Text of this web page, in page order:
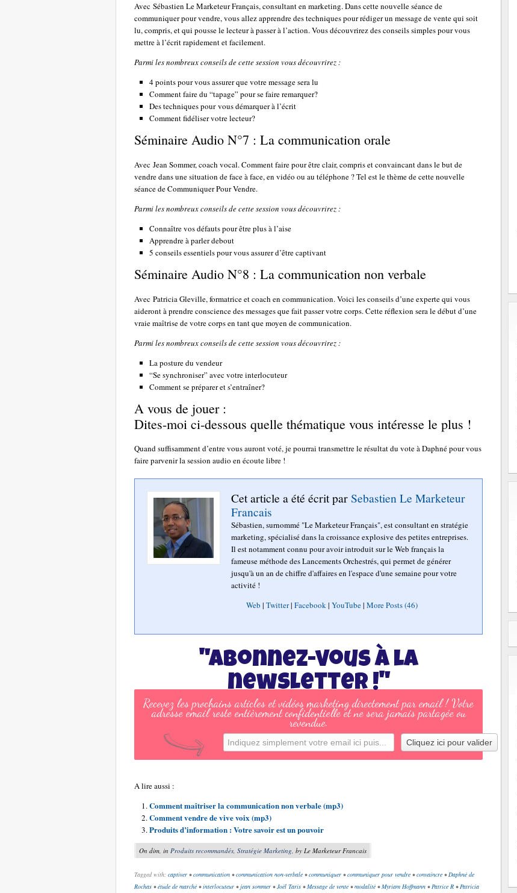
Avec Sébastien Le Marketeur Français, consultant en marketing. Dans cette nouvelle séance de
communiquer pour vendre, vous allez apprendre des techniques pour rédiger un message de vente qui soit
lu, compris, et qui pousse le lecteur à passer à l’action. Vous découvrirez des conseils simples pour vous
mettre à l’écrit rapidement et facilement.
Parmi les nombreux conseils de cette session vous découvrirez :
4 points pour vous assurer que votre message sera lu
Comment faire du “tapage” pour se faire remarquer?
Des techniques pour vous démarquer à l’écrit
Comment fidéliser votre lecteur?
Séminaire Audio N°7 : La communication orale
Avec Jean Sommer, coach vocal. Comment faire pour être clair, compris et convaincant dans le but de
vendre dans une situation de face à face, en vidéo ou au téléphone ? Tel est le thème de cette nouvelle
séance de Communiquer Pour Vendre.
Parmi les nombreux conseils de cette session vous découvrirez :
Connaître vos défauts pour être plus à l’aise
Apprendre à parler debout
5 conseils essentiels pour vous assurer d’être captivant
Séminaire Audio N°8 : La communication non verbale
Avec Patricia Gleville, formatrice et coach en communication. Voici les conseils d’une experte qui vous
aideront à prendre conscience des messages que fait passer votre corps. Cette réflexion sera le début d’une
vraie maîtrise de votre corps en tant que moyen de communication.
Parmi les nombreux conseils de cette session vous découvrirez :
La posture du vendeur
“Se synchroniser” avec votre interlocuteur
Comment se préparer et s’entraîner?
A vous de jouer :
Dites-moi ci-dessous quelle thématique vous intéresse le plus !
Quand suffisamment d’entre vous auront voté, je pourrai transmettre le résultat du vote à Daphné pour vous
faire parvenir la session audio en écoute libre !
Cet article a été écrit parSebastien Le Marketeur
Francais
Sébastien, surnommé "Le Marketeur Français", est consultant en stratégie
marketing, spécialisé dans la croissance explosive des petites entreprises.
Il est notamment connu pour avoir introduit sur le Web français la
fameuse méthode des Lancements Orchestrés, qui permet de générer
jusqu'à un an de chiffre d'affaires en l'espace d'une semaine pour votre
activité !
Web | Twitter| Facebook| YouTube| More Posts (46)
"Abonnez-vous à la
newsletter !"
Recevez les prochains articles et vidéos marketing directement par email ! Votre
adresse email reste entièrement confidentielle et ne sera jamais partagée ou
revendue.
A lire aussi :
Comment maîtriser la communication non verbale (mp3)
Comment vendre de vive voix (mp3)
Produits d’information : Votre savoir est un pouvoir
On dim, in Produits recommandés, Stratégie Marketing, by Le Marketeur Francais
Tagged with: captiver •communication •communication non-verbale •communiquer •communiquer pour vendre •convaincre •Daphné de
Rochas •étude de marché •interlocuteur • jean sommer •Joël Taris •Message de vente •modalité •Myriam Hoffmann • Patrice R • Patricia